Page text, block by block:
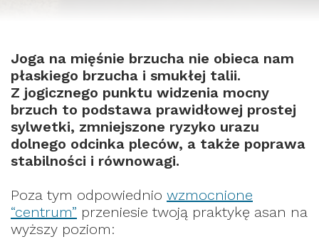
Joga na mięśnie brzucha nie obieca nam
płaskiego brzucha i smukłej talii.
Z jogicznego punktu widzenia mocny
brzuch to podstawa prawidłowej prostej
sylwetki, zmniejszone ryzyko urazu
dolnego odcinka pleców, a także poprawa
stabilności i równowagi.
Poza tym odpowiednio wzmocnione
“centrum” przeniesie twoją praktykę asan na
wyższy poziom: